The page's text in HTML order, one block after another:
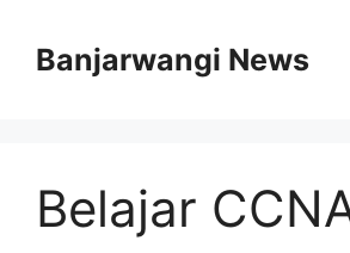
Banjarwangi News
Belajar